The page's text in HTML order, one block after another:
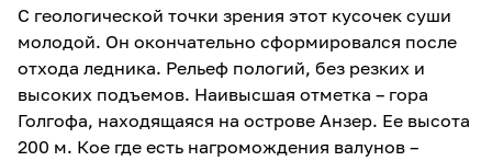
С геологической точки зрения этот кусочек суши
молодой. Он окончательно сформировался после
отхода ледника. Рельеф пологий, без резких и
высоких подъемов. Наивысшая отметка – гора
Голгофа, находящаяся на острове Анзер. Ее высота
200 м. Кое где есть нагромождения валунов –